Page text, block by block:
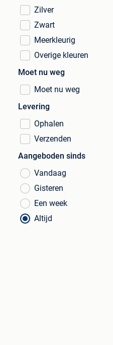
Zilver
Zwart
Meerkleurig
Overige kleuren
Moet nu weg
Moet nu weg
Levering
Ophalen
Verzenden
Aangeboden sinds
Vandaag
Gisteren
Een week
Altijd